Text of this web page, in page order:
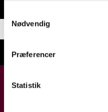
Nødvendig
Præferencer
Statistik
Send